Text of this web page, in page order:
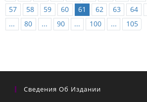
57
58 59 60 61 62 63 64
...
80 ... 90 ... 100 ... 105
Сведения Об Издании